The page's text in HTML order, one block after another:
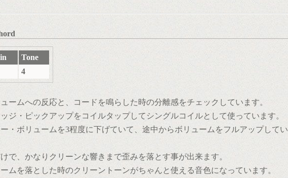
Tone
4
ームへの反応と、コードを鳴らした時の分離感をチェックしています。
ジ・ピックアップをコイルタップしてシングルコイルとして使っています。
・ボリュームを3程度に下げていて、途中からボリュームをフルアップしてい
で、かなりクリーンな響きまで歪みを落とす事が出来ます。
ムを落とした時のクリーントーンがちゃんと使える音色になっています。